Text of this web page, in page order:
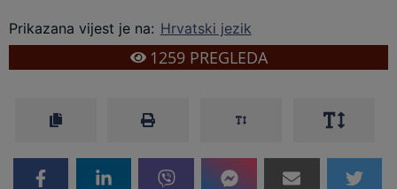
Prikazana vijest je na: Hrvatski jezik
1259PREGLEDA